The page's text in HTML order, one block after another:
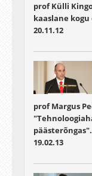
prof Külli
kaaslane kogu
20.11.12
prof Margus
päästerõngas".
19.02.13